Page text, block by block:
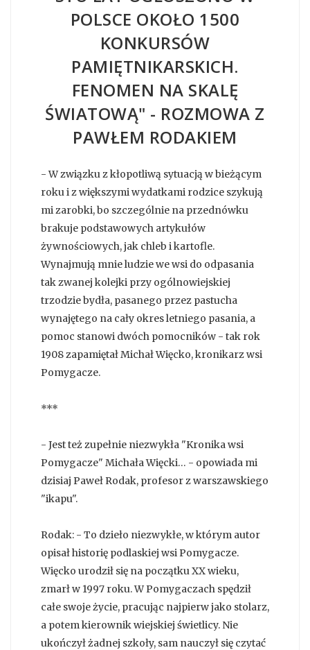
POLSCE OKOŁO 1500
KONKURSÓW
PAMIĘTNIKARSKICH.
FENOMEN NA SKALĘ
ŚWIATOWĄ" - ROZMOWA Z
PAWŁEM RODAKIEM
- W związku z kłopotliwą sytuacją w bieżącym
roku i z większymi wydatkami rodzice szykują
mi zarobki, bo szczególnie na przednówku
brakuje podstawowych artykułów
żywnościowych, jak chleb i kartofle.
Wynajmują mnie ludzie we wsi do odpasania
tak zwanej kolejki przy ogólnowiejskiej
trzodzie bydła, pasanego przez pastucha
wynajętego na cały okres letniego pasania, a
pomoc stanowi dwóch pomocników - tak rok
1908 zapamiętał Michał Więcko, kronikarz wsi
Pomygacze.
***
- Jest też zupełnie niezwykła "Kronika wsi
Pomygacze" Michała Więcki… - opowiada mi
dzisiaj Paweł Rodak, profesor z warszawskiego
"ikapu".
Rodak: - To dzieło niezwykłe, w którym autor
opisał historię podlaskiej wsi Pomygacze.
Więcko urodził się na początku XX wieku,
zmarł w 1997 roku. W Pomygaczach spędził
całe swoje życie, pracując najpierw jako stolarz,
a potem kierownik wiejskiej świetlicy. Nie
ukończył żadnej szkoły, sam nauczył się czytać